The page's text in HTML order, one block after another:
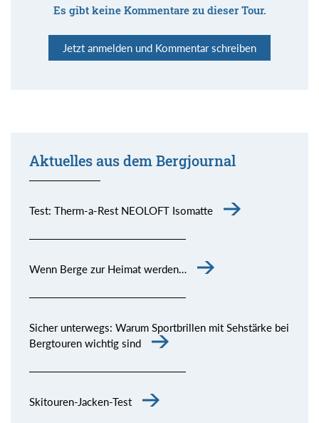
Es gibt keine Kommentare zu dieser Tour.
Jetzt anmelden und Kommentar schreiben
Aktuelles aus dem Bergjournal
Test: Therm-a-Rest NEOLOFT Isomatte
Wenn Berge zur Heimat werden…
Sicher unterwegs: Warum Sportbrillen mit Sehstärke bei
Bergtouren wichtig sind
Skitouren-Jacken-Test